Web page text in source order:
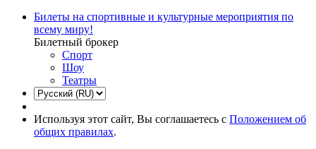
Билеты на спортивные и культурные мероприятия по
всему миру!
Билетный брокер
Спорт
Шоу
Театры
Используя этот сайт, Вы соглашаетесь с Положением об
общих правилах.